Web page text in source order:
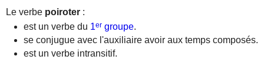
Le verbe poiroter :
est un verbe du 1er groupe.
se conjugue avec l'auxiliaire avoir aux temps composés.
est un verbe intransitif.